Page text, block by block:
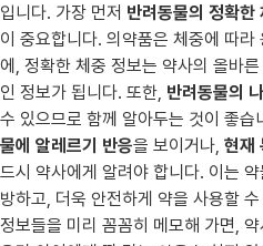
입니다. 가장 먼저 반려동물의 정확한
이 중요합니다. 의약품은 체중에 따
에, 정확한 체중 정보는 약사의 올바
인 정보가 됩니다. 또한, 반려동물의 나
수 있으므로 함께 알아두는 것이 좋습
물에 알레르기 반응을 보이거나, 현재
드시 약사에게 알려야 합니다. 이는
방하고, 더욱 안전하게 약을 사용할
정보들을 미리 꼼꼼히 메모해 가면,